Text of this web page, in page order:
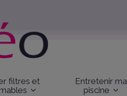
filtres et
Entretenir ma
piscine